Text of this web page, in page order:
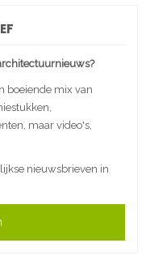
boeiende mix van
maar video's,
nieuwsbrieven in